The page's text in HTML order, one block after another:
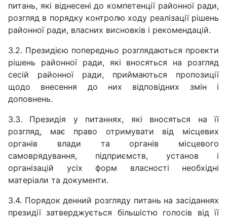
питань, які віднесені до компетенції районної ради,
розгляд в порядку контролю ходу реалізації рішень
районної ради, власних висновків і рекомендацій.
3.2. Президією попередньо розглядаються проекти
рішень районної ради, які вносяться на розгляд
сесій районної ради, приймаються пропозиції
щодо внесення до них відповідних змін і
доповнень.
3.3. Президія у питаннях, які вносяться на її
розгляд, має право отримувати від місцевих
органів влади та органів місцевого
самоврядування, підприємств, установ і
організацій усіх форм власності необхідні
матеріали та документи.
3.4. Порядок денний розгляду питань на засіданнях
президії затверджується більшістю голосів від її